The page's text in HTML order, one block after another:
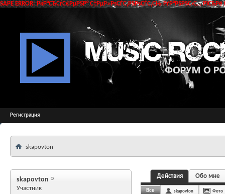
SAPE ERROR: РќР°СЂСѓС€РµРЅР° С†РµР»РѕСЃС‚РЅРѕСЃС‚СЊ РґР°РЅРЅС‹С…
Регистрация
skapovton
skapovton
Участник
Действия Обо мне
Все skapovton Фото